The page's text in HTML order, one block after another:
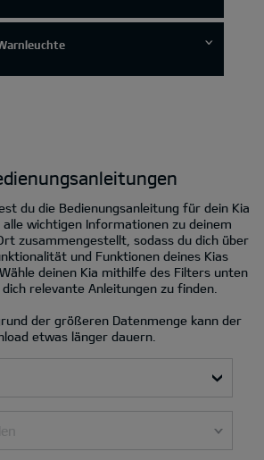
du die Bedienungsanleitung für dein Kia
alle wichtigen Informationen zu deinem
zusammengestellt, sodass du dich über
und Funktionen deines Kias
deinen Kia mithilfe des Filters unten
relevante Anleitungen zu finden.
der größeren Datenmenge kann der
etwas länger dauern.